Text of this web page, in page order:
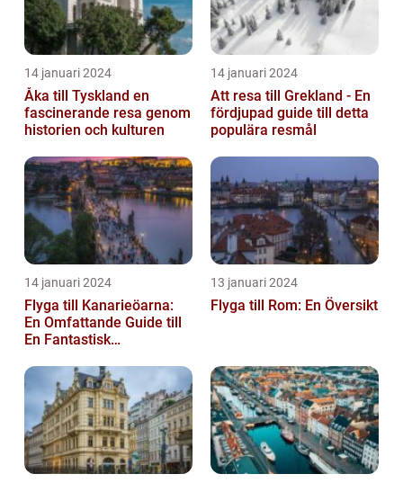
14 januari 2024
Åka till Tyskland en
fascinerande resa genom
historien och kulturen
14 januari 2024
Att resa till Grekland - En
fördjupad guide till detta
populära resmål
14 januari 2024
Flyga till Kanarieöarna:
En Omfattande Guide till
En Fantastisk
13 januari 2024
Flyga till Rom: En Översikt